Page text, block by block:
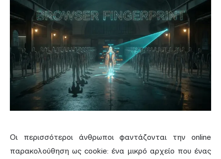
Οι περισσότεροι άνθρωποι φαντάζονται την online
παρακολούθηση ως cookie: ένα μικρό αρχείο που ένας